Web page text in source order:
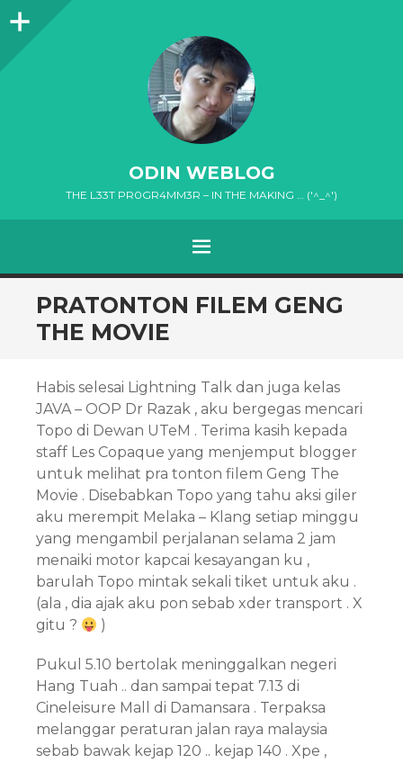
Sidebar
ODIN WEBLOG
THE L33T PR0GR4MM3R – IN THE MAKING … ('^_^')
MENU
SKIP
TO
CONTENT
PRATONTON FILEM GENG
THE MOVIE
Habis selesai Lightning Talk dan juga kelas
JAVA – OOP Dr Razak , aku bergegas mencari
Topo di Dewan UTeM . Terima kasih kepada
staff Les Copaque yang menjemput blogger
untuk melihat pra tonton filem Geng The
Movie . Disebabkan Topo yang tahu aksi giler
aku merempit Melaka – Klang setiap minggu
yang mengambil perjalanan selama 2 jam
menaiki motor kapcai kesayangan ku ,
barulah Topo mintak sekali tiket untuk aku .
(ala , dia ajak aku pon sebab xder transport . X
gitu ?
)
Pukul 5.10 bertolak meninggalkan negeri
Hang Tuah .. dan sampai tepat 7.13 di
Cineleisure Mall di Damansara . Terpaksa
melanggar peraturan jalan raya malaysia
sebab bawak kejap 120 .. kejap 140 . Xpe ,